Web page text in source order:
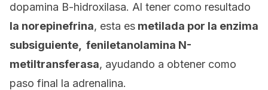
dopamina B-hidroxilasa. Al tener como resultado
la norepinefrina, esta es metilada por la enzima
subsiguiente, feniletanolamina N-
metiltransferasa, ayudando a obtener como
paso final la adrenalina.